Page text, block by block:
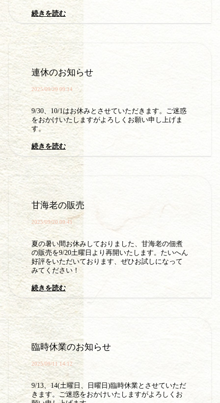
続きを読む
連休のお知らせ
2025/09/29 09:14
9/30、10/1はお休みとさせていただきます。ご迷惑
をおかけいたしますがよろしくお願い申し上げま
す。
続きを読む
甘海老の販売
2025/09/20 09:41
夏の暑い間お休みしておりました、甘海老の佃煮
の販売を9/20土曜日より再開いたします。たいへん
好評をいただいております、ぜひお試しになって
みてください！
続きを読む
臨時休業のお知らせ
2025/09/11 14:12
9/13、14(土曜日、日曜日)臨時休業とさせていただ
きます。ご迷惑をおかけいたしますがよろしくお